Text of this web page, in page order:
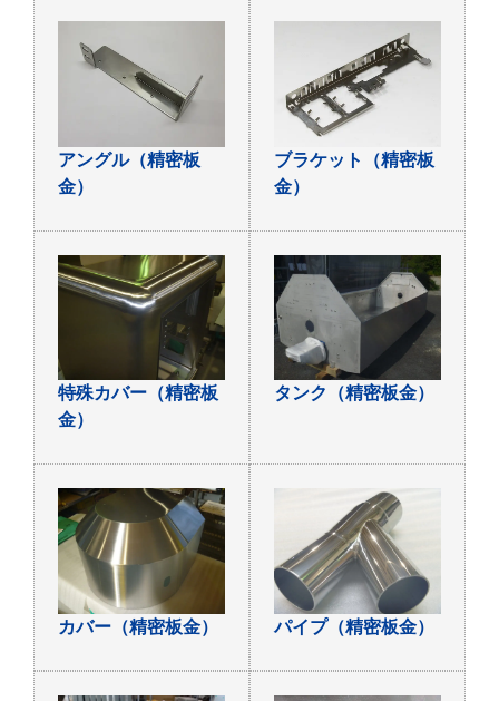
アングル（精密板
金）
ブラケット（精密板
金）
特殊カバー（精密板
金）
タンク（精密板金）
カバー（精密板金） パイプ（精密板金）